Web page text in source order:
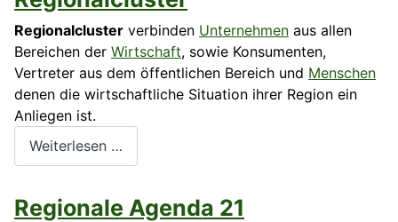
Regionalcluster verbinden Unternehmen aus allen
Bereichen der Wirtschaft, sowie Konsumenten,
Vertreter aus dem öffentlichen Bereich und Menschen
denen die wirtschaftliche Situation ihrer Region ein
Anliegen ist.
Weiterlesen …
Regionale Agenda 21